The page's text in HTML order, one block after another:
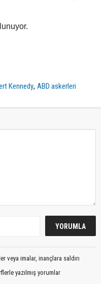
Kennedy,ABD askerleri
veya imalar, inançlara saldırı
yazılmış yorumlar